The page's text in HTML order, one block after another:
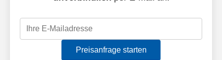
Preisanfrage starten